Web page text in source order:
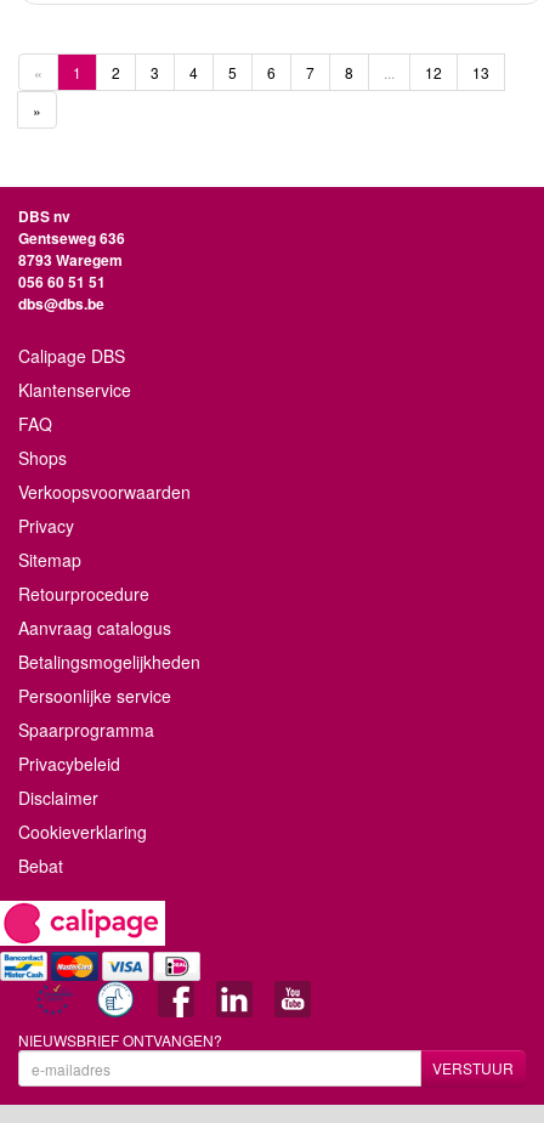
« 1 2 3 4 5 6 7 8 12
13
»
DBS nv
Gentseweg 636
8793 Waregem
056 60 51 51
dbs@dbs.be
Calipage DBS
Klantenservice
FAQ
Shops
Verkoopsvoorwaarden
Privacy
Sitemap
Retourprocedure
Aanvraag catalogus
Betalingsmogelijkheden
Persoonlijke service
Spaarprogramma
Privacybeleid
Disclaimer
Cookieverklaring
Bebat
NIEUWSBRIEF ONTVANGEN?
VERSTUUR